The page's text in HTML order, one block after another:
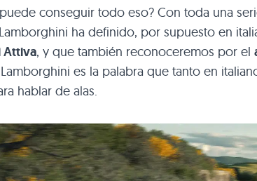
conseguir todo eso? Con toda una
ha definido, por supuesto en
Attiva, y que también reconoceremos por el
es la palabra que tanto en
hablar de alas.